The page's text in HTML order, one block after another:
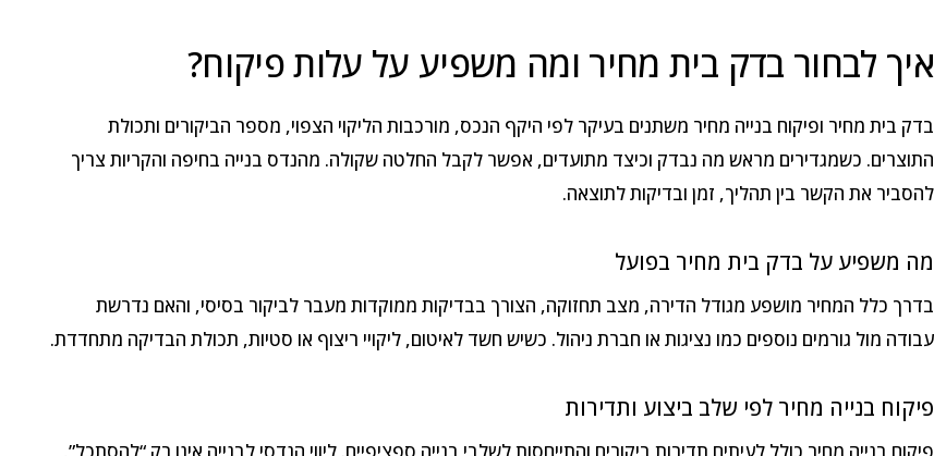
איך לבחור בדק בית מחיר ומה משפיע על עלות פיקוח?
בדק בית מחיר ופיקוח בנייה מחיר משתנים בעיקר לפי היקף הנכס, מורכבות הליקוי הצפוי, מספר הביקורים ותכולת
התוצרים. כשמגדירים מראש מה נבדק וכיצד מתועדים, אפשר לקבל החלטה שקולה. מהנדס בנייה בחיפה והקריות צריך
להסביר את הקשר בין תהליך, זמן ובדיקות לתוצאה.
מה משפיע על בדק בית מחיר בפועל
בדרך כלל המחיר מושפע מגודל הדירה, מצב תחזוקה, הצורך בבדיקות ממוקדות מעבר לביקור בסיסי, והאם נדרשת
עבודה מול גורמים נוספים כמו נציגות או חברת ניהול. כשיש חשד לאיטום, ליקויי ריצוף או סטיות, תכולת הבדיקה מתחדדת.
פיקוח בנייה מחיר לפי שלב ביצוע ותדירות
פיקוח בנייה מחיר כולל לעיתים תדירות ביקורים והתייחסות לשלבי בנייה ספציפיים. ליווי הנדסי לבנייה אינו רק “להסתכל”,